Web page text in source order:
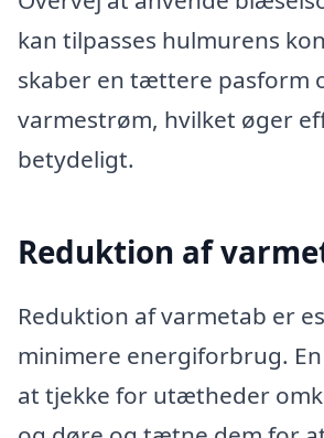
kan tilpasses hulmurens
skaber en tættere pasform
varmestrøm, hvilket øger
betydeligt.
Reduktion af
Reduktion af varmetab er
minimere energiforbrug.
at tjekke for utætheder